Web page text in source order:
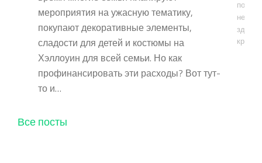
мероприятия на ужасную тематику,
покупают декоративные элементы,
сладости для детей и костюмы на
Хэллоуин для всей семьи. Но как
профинансировать эти расходы? Вот тут-
то и…
здесь
Все посты